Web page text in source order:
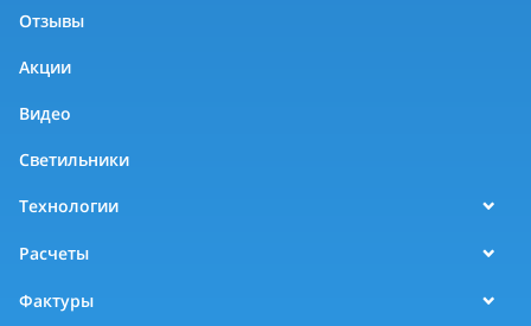
Отзывы
Акции
Видео
Светильники
Технологии
Расчеты
Фактуры